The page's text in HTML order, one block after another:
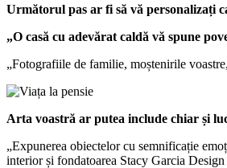
Următorul pas ar fi să vă personalizați
„O casă cu adevărat caldă vă spune
„Fotografiile de familie, moștenirile
Arta voastră ar putea include chiar și
„Expunerea obiectelor cu semnificație
interior și fondatoarea Stacy Garcia